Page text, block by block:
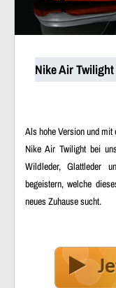
Nike Air
Als hohe Version und
Nike Air Twilight bei
Wildleder, Glattleder
begeistern, welche
neues Zuhause sucht.